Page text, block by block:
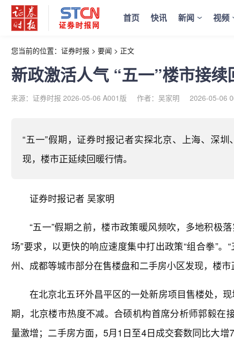
首页 快讯 新闻 视频
您当前的位置： 证券时报 > 要闻 > 正文
新政激活人气 “五一”楼市接续
来源：证券时报 2026-05-06 A001版 作者：吴家明 2026-05-06
“五一”假期，证券时报记者实探北京、上海、深
现，楼市正延续回暖行情。
证券时报记者 吴家明
“五一”假期之前，楼市政策暖风频吹，多地积极
场”要求，以更快的响应速度集中打出政策“组合拳”
州、成都等城市部分在售楼盘和二手房小区发现，楼市
在北京北五环外昌平区的一处新房项目售楼处，
期，北京楼市热度不减。合硕机构首席分析师郭毅在
量激增；二手房方面，5月1日至4日成交套数同比大